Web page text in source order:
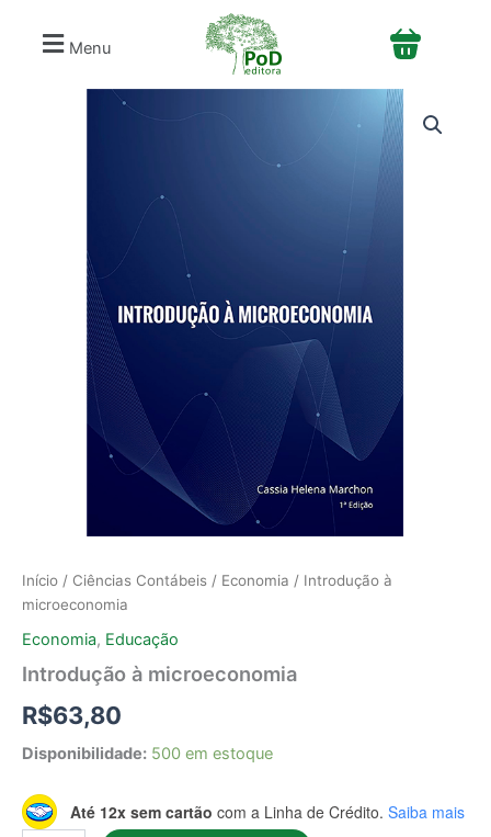
Menu
Início / Ciências Contábeis / Economia / Introdução à
microeconomia
Economia, Educação
Introdução à microeconomia
R$63,80
Disponibilidade: 500 em estoque
Até 12x sem cartão com a Linha de Crédito. Saiba mais